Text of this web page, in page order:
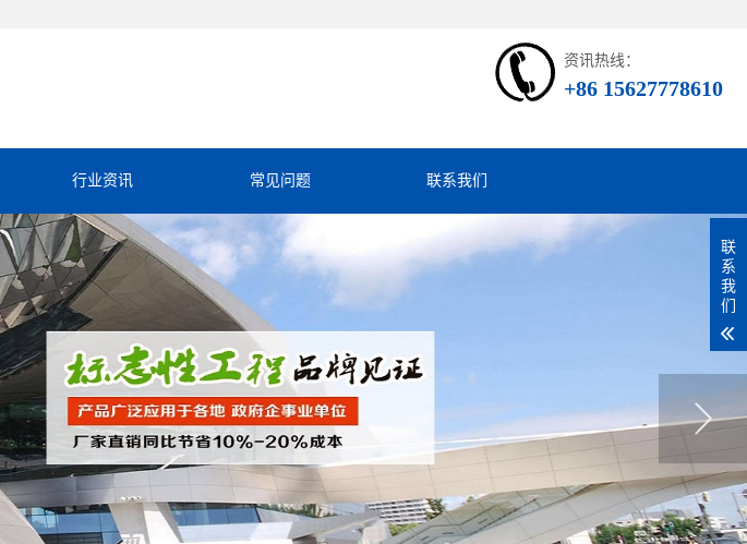
资讯热线：
+86 15627778610
行业资讯 常见问题 联系我们
联
系
我
们